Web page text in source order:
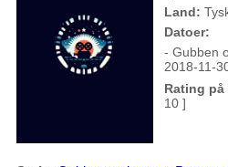
Land:
Datoer:
- Gubben
2018-11-
Rating på
10 ]